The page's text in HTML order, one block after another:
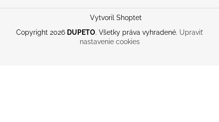
Vytvoril Shoptet
Copyright 2026 DUPETO. Všetky práva vyhradené. Upraviť
nastavenie cookies